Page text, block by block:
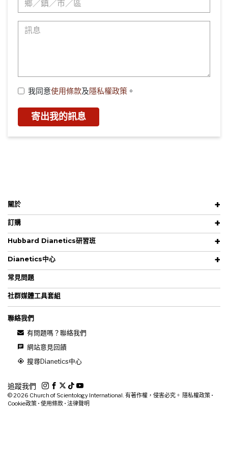
我同意使用條款及隱私權政策 。
寄出我的訊息
關於
訂購
Hubbard Dianetics研習班
Dianetics中心
常見問題
社群媒體工具套組
聯絡我們
有問題嗎？聯絡我們
網站意見回饋
搜尋Dianetics中心
追蹤我們
© 2026 Church of Scientology International. 有著作權，侵害必究。 隱私權政策 •
Cookie政策 • 使用條款 • 法律聲明